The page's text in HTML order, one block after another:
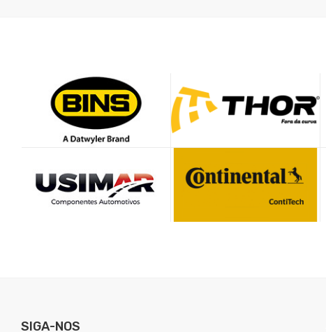
SIGA-NOS